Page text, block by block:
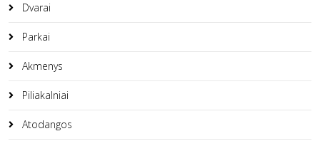
Dvarai
Parkai
Akmenys
Piliakalniai
Atodangos